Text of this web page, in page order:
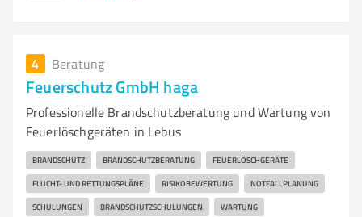
4 Beratung
Feuerschutz GmbH haga
Professionelle Brandschutzberatung und Wartung von
Feuerlöschgeräten in Lebus
BRANDSCHUTZ BRANDSCHUTZBERATUNG FEUERLÖSCHGERÄTE
FLUCHT- UND RETTUNGSPLÄNE RISIKOBEWERTUNG NOTFALLPLANUNG
SCHULUNGEN BRANDSCHUTZSCHULUNGEN WARTUNG